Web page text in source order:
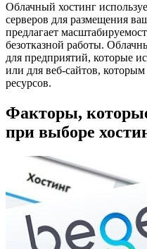
Облачный хостинг
серверов для размещения
предлагает
безотказной работы.
для предприятий, которые
или для веб-сайтов,
ресурсов.
Факторы,
при выборе